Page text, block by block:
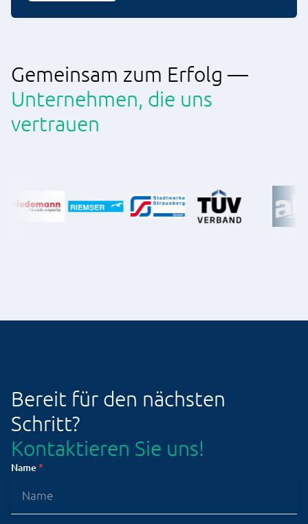
Gemeinsam zum Erfolg —
Unternehmen, die uns
vertrauen
Bereit für den nächsten
Schritt?
Kontaktieren Sie uns!
Name*